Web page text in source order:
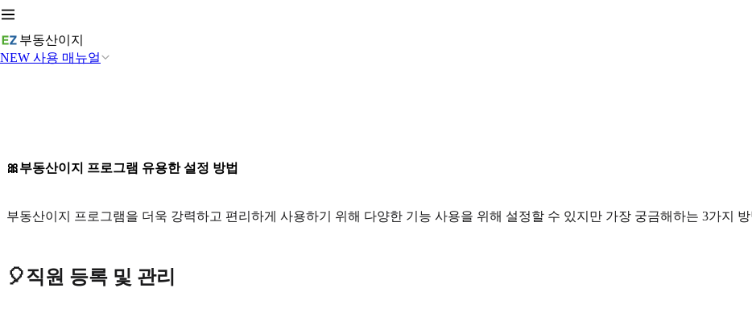
부동산이지
NEW 사용 매뉴얼
🎀부동산이지 프로그램 유용한 설정 방법
부동산이지 프로그램을 더욱 강력하고 편리하게 사용하기 위해 다양한 기능 사용을 위해 설정할 수 있지만 가장 궁금해하는 3가지
🎈직원 등록 및 관리